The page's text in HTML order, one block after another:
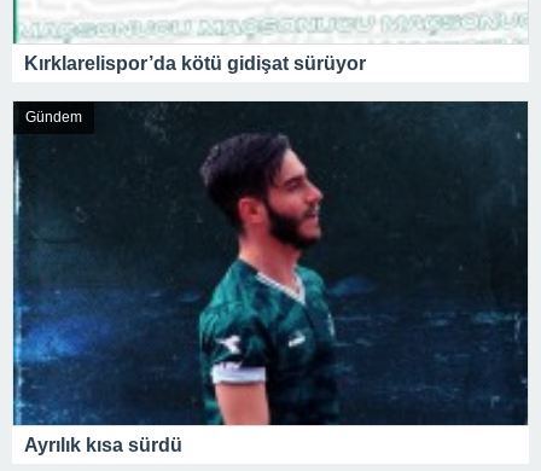
Kırklarelispor’da kötü gidişat sürüyor
Gündem
Ayrılık kısa sürdü